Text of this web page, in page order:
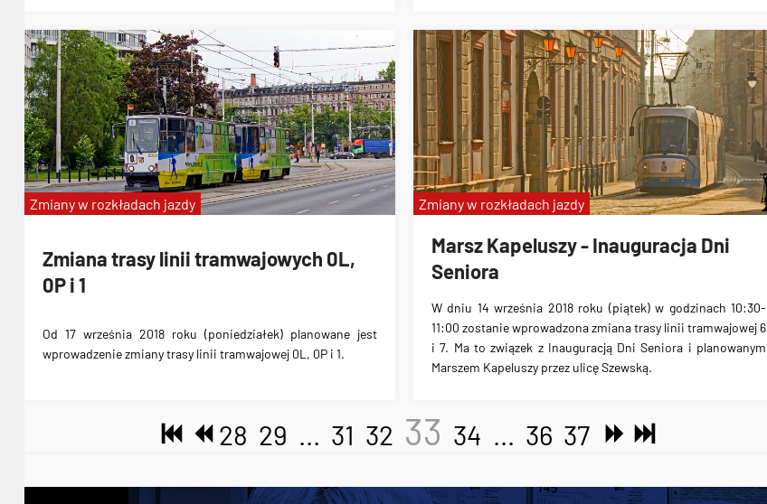
Zmiana trasy linii tramwajowych 0L,
0P i 1
Od 17 września 2018 roku (poniedziałek) planowane jest
wprowadzeniezmiany trasy linii tramwajowej 0L, 0P i 1.
Zmiany w rozkładach jazdy
Marsz Kapeluszy - Inauguracja Dni
Seniora
W dniu 14 września 2018 roku (piątek)w godzinach 10:30-
11:00 zostanie wprowadzona zmiana trasy linii tramwajowej 6
i 7. Ma to związek z Inauguracją Dni Seniora i planowanym
Marszem Kapeluszy przez ulicę Szewską.
Zmiany w rozkładach jazdy
28 29 ... 31 32 33 34 ... 36 37